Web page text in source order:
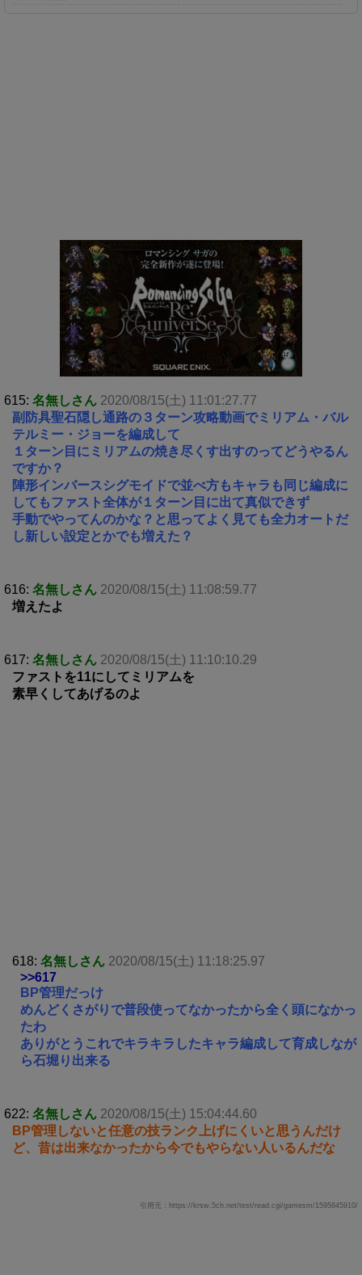
615: 名無しさん 2020/08/15(土) 11:01:27.77
副防具聖石隠し通路の３ターン攻略動画でミリアム・バル
テルミー・ジョーを編成して
１ターン目にミリアムの焼き尽くす出すのってどうやるん
ですか？
陣形インバースシグモイドで並べ方もキャラも同じ編成に
してもファスト全体が１ターン目に出て真似できず
手動でやってんのかな？と思ってよく見ても全力オートだ
し新しい設定とかでも増えた？
616: 名無しさん 2020/08/15(土) 11:08:59.77
増えたよ
617: 名無しさん 2020/08/15(土) 11:10:10.29
ファストを11にしてミリアムを
素早くしてあげるのよ
618: 名無しさん 2020/08/15(土) 11:18:25.97
>>617
BP管理だっけ
めんどくさがりで普段使ってなかったから全く頭になかっ
たわ
ありがとうこれでキラキラしたキャラ編成して育成しなが
ら石堀り出来る
622: 名無しさん 2020/08/15(土) 15:04:44.60
BP管理しないと任意の技ランク上げにくいと思うんだけ
ど、昔は出来なかったから今でもやらない人いるんだな
引用元：https://krsw.5ch.net/test/read.cgi/gamesm/1595845910/